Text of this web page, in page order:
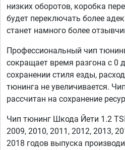
низких оборотов, коробка
будет переключать более
станет намного более
Профессиональный чип
сокращает время разгона с 0
сохранении стиля езды,
тюнинга не увеличивается.
рассчитан на сохранение
Чип тюнинг Шкода Йети 1.2
2009, 2010, 2011, 2012, 2013,
2018 годов выпуска